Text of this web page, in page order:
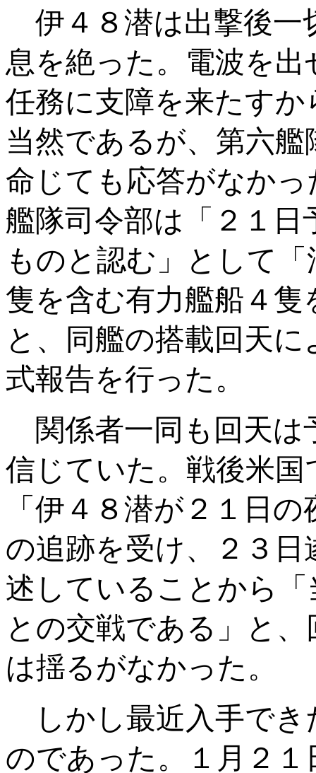
伊４８潜は出撃後一
息を絶った。電波を
任務に支障を来たす
当然であるが、第六
命じても応答がなか
艦隊司令部は「２１
ものと認む」として
隻を含む有力艦船４
と、同艦の搭載回天
式報告を行った。
関係者一同も回天は
信じていた。戦後米
「伊４８潜が２１日
の追跡を受け、２３
述していることから
との交戦である」と
は揺るがなかった。
しかし最近入手でき
のであった。１月２